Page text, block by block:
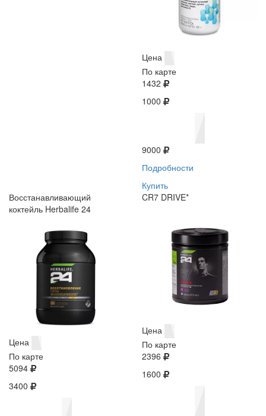
Цена
По карте
1432
1000
9000
Подробности
Купить
Восстанавливающий
коктейль Herbalife 24
Цена
По карте
5094
3400
CR7 DRIVE*
Цена
По карте
2396
1600